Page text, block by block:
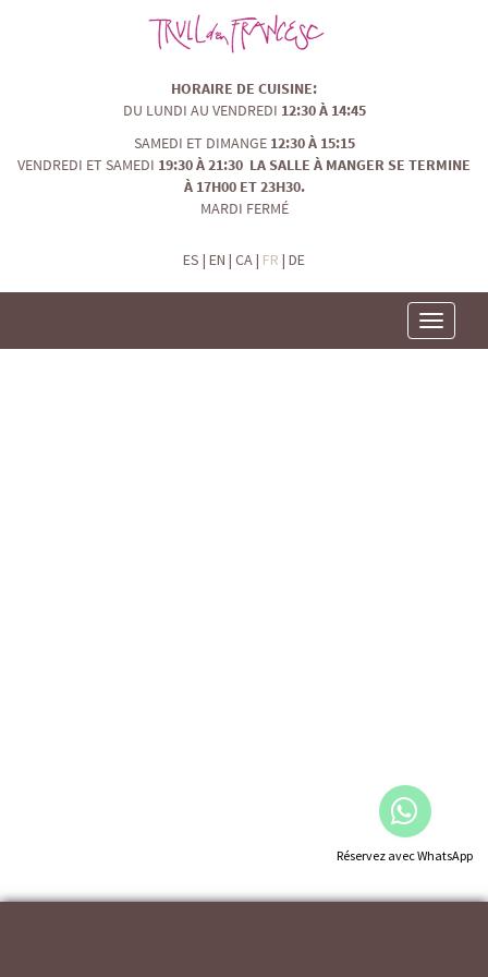
HORAIRE DE CUISINE:
DU LUNDI AU VENDREDI 12:30 À 14:45
SAMEDI ET DIMANGE 12:30 À 15:15
VENDREDI ET SAMEDI 19:30 À 21:30 LA SALLE À MANGER SE TERMINE
À 17H00 ET 23H30.
MARDI FERMÉ
ES | EN | CA| FR | DE
Toggle
Réservez avec WhatsApp